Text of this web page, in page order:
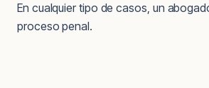
En cualquier tipo de casos, un
proceso penal.